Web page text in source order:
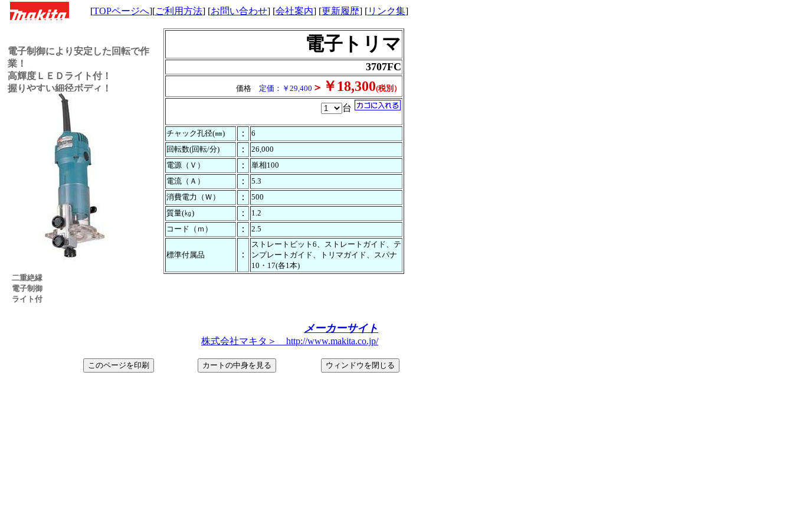
[TOPページへ][ご利用方法] [お問い合わせ] [会社案内] [更新履歴] [リンク集]
電子トリマ
3707FC
価格 定価：￥29,400 ＞ ￥18,300(税別）
台
チャック孔径(㎜) ：
6
回転数(回転/分)
：
26,000
電源（Ｖ）
：
単相100
電流（Ａ）
：
5.3
消費電力（Ｗ）
：
500
質量(㎏)
：
1.2
コード（ｍ）
： 2.5
標準付属品 ：
ストレートビット6、ストレートガイド、テ
ンプレートガイド、トリマガイド、スパナ
10・17(各1本)
メーカーサイト
株式会社マキタ＞ http://www.makita.co.jp/
電子制御により安定した回転で作
業！
高輝度ＬＥＤライト付！
握りやすい細径ボディ！
二重絶縁
電子制御
ライト付